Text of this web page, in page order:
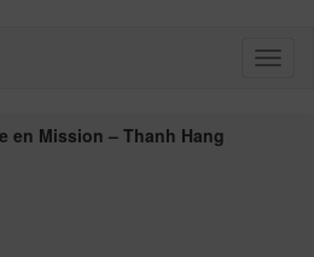
en Mission – Thanh Hang